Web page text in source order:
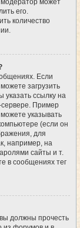
модератор может
его.
количество
Если
загрузить
ссылку на
Пример
указывать
(если он
для
например, на
сайты и т.
в сообщениях тег
должны прочесть